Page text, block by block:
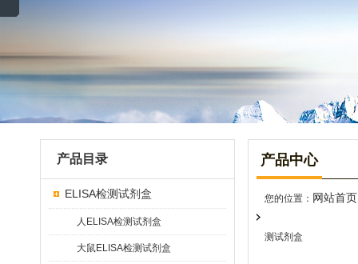
产品目录
ELISA检测试剂盒
人ELISA检测试剂盒
大鼠ELISA检测试剂盒
产品中心
您的位置： 网站首页
测试剂盒